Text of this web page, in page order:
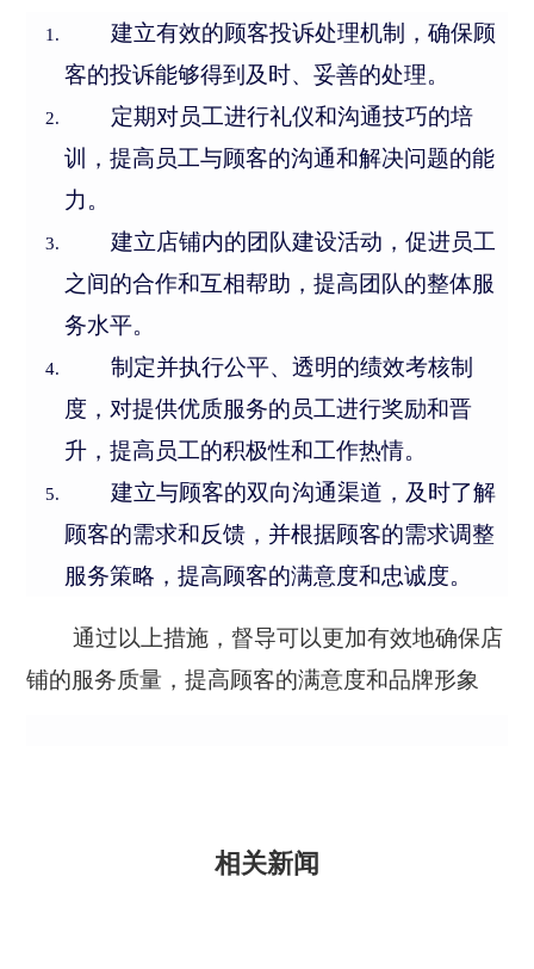
建立有效的顾客投诉处理机制，确保顾
客的投诉能够得到及时、妥善的处理。
定期对员工进行礼仪和沟通技巧的培
训，提高员工与顾客的沟通和解决问题的能
力。
建立店铺内的团队建设活动，促进员工
之间的合作和互相帮助，提高团队的整体服
务水平。
制定并执行公平、透明的绩效考核制
度，对提供优质服务的员工进行奖励和晋
升，提高员工的积极性和工作热情。
建立与顾客的双向沟通渠道，及时了解
顾客的需求和反馈，并根据顾客的需求调整
服务策略，提高顾客的满意度和忠诚度。
通过以上措施，督导可以更加有效地确保店
铺的服务质量，提高顾客的满意度和品牌形象
相关新闻